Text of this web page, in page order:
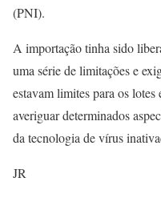
(PNI).
A importação tinha sido
uma série de limitações e
estavam limites para os lotes
averiguar determinados
da tecnologia de vírus
JR